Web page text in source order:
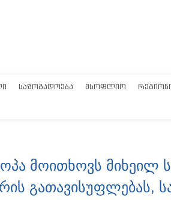
ᲡᲐᲖᲝᲒᲐᲓᲝᲔᲑᲐ ᲛᲡᲝᲤᲚᲘᲝ
მოითხოვს მიხეილ
გათავისუფლებას,